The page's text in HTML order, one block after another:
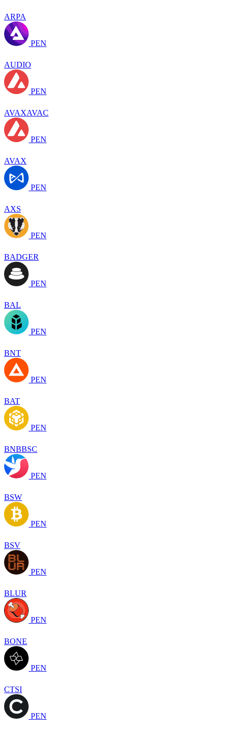
ARPA
PEN
AUDIO
PEN
AVAXAVAC
PEN
AVAX
PEN
AXS
PEN
BADGER
PEN
BAL
PEN
BNT
PEN
BAT
PEN
BNBBSC
PEN
BSW
PEN
BSV
PEN
BLUR
PEN
BONE
PEN
CTSI
PEN